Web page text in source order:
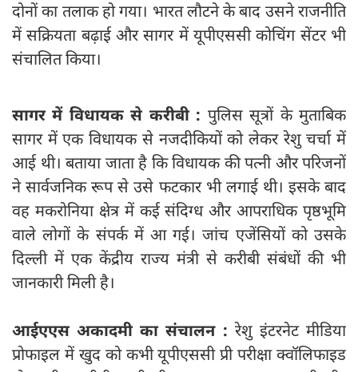
दोनों का तलाक हो गया। भारत लौटने के बाद उसने राजनीति
में सक्रियता बढ़ाई और सागर में यूपीएससी कोचिंग सेंटर भी
संचालित किया।
सागर में विधायक से करीबी : पुलिस सूत्रों के मुताबिक
सागर में एक विधायक से नजदीकियों को लेकर रेशु चर्चा में
आई थी। बताया जाता है कि विधायक की पत्नी और परिजनों
ने सार्वजनिक रूप से उसे फटकार भी लगाई थी। इसके बाद
वह मकरोनिया क्षेत्र में कई संदिग्ध और आपराधिक पृष्ठभूमि
वाले लोगों के संपर्क में आ गई। जांच एजेंसियों को उसके
दिल्ली में एक केंद्रीय राज्य मंत्री से करीबी संबंधों की भी
जानकारी मिली है।
आईएएस अकादमी का संचालन : रेशु इंटरनेट मीडिया
प्रोफाइल में खुद को कभी यूपीएससी प्री परीक्षा क्वॉलिफाइड